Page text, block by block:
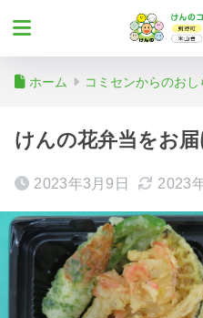
ホーム コミセンからのおし
けんの花弁当をお
2023年3月9日 2023